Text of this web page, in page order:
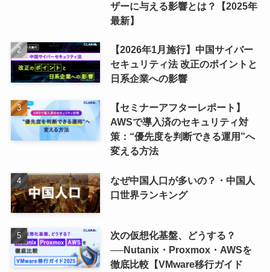
ザーに与える影響とは？【2025年
最新】
【2026年1月施行】中国サイバー
セキュリティ法 改正のポイントと
日系企業への影響
【セミナーアフターレポート】
AWSで導入済のセキュリティ対
策：“優先度を判断できる運用”へ
変える方法
なぜ中国人口が多いの？・中国人
口世界ランキング
次の仮想化基盤、どうする？
──Nutanix・Proxmox・AWSを
徹底比較【VMware移行ガイド